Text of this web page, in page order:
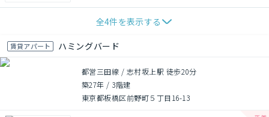
全4件を表示する
賃貸アパート ハミングバード
都営三田線 / 志村坂上駅 徒歩20分
築27年 / 3階建
東京都板橋区前野町５丁目16-13